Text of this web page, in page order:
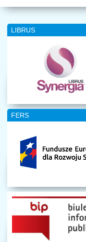
LIBRUS
FERS